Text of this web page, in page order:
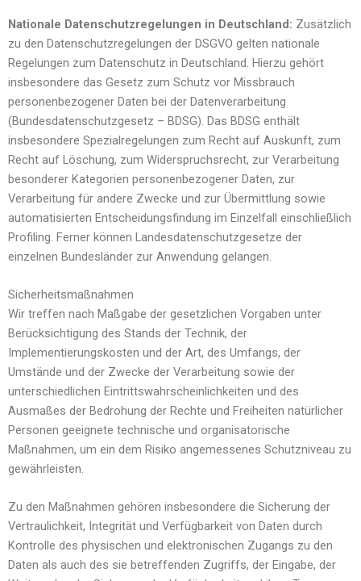
Nationale Datenschutzregelungen in Deutschland: Zusätzlich
zu den Datenschutzregelungen der DSGVO gelten nationale
Regelungen zum Datenschutz in Deutschland. Hierzu gehört
insbesondere das Gesetz zum Schutz vor Missbrauch
personenbezogener Daten bei der Datenverarbeitung
(Bundesdatenschutzgesetz – BDSG). Das BDSG enthält
insbesondere Spezialregelungen zum Recht auf Auskunft, zum
Recht auf Löschung, zum Widerspruchsrecht, zur Verarbeitung
besonderer Kategorien personenbezogener Daten, zur
Verarbeitung für andere Zwecke und zur Übermittlung sowie
automatisierten Entscheidungsfindung im Einzelfall einschließlich
Profiling. Ferner können Landesdatenschutzgesetze der
einzelnen Bundesländer zur Anwendung gelangen.
Sicherheitsmaßnahmen
Wir treffen nach Maßgabe der gesetzlichen Vorgaben unter
Berücksichtigung des Stands der Technik, der
Implementierungskosten und der Art, des Umfangs, der
Umstände und der Zwecke der Verarbeitung sowie der
unterschiedlichen Eintrittswahrscheinlichkeiten und des
Ausmaßes der Bedrohung der Rechte und Freiheiten natürlicher
Personen geeignete technische und organisatorische
Maßnahmen, um ein dem Risiko angemessenes Schutzniveau zu
gewährleisten.
Zu den Maßnahmen gehören insbesondere die Sicherung der
Vertraulichkeit, Integrität und Verfügbarkeit von Daten durch
Kontrolle des physischen und elektronischen Zugangs zu den
Daten als auch des sie betreffenden Zugriffs, der Eingabe, der